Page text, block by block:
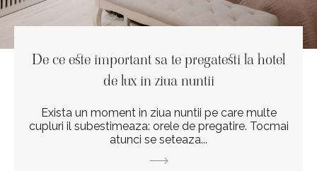
De ce este important sa te pregatesti la hotel
de lux in ziua nuntii
Exista un moment in ziua nuntii pe care multe
cupluri il subestimeaza: orele de pregatire. Tocmai
atunci se seteaza...